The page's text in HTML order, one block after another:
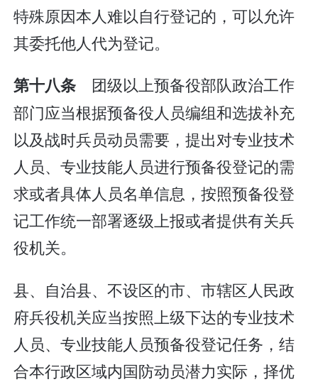
特殊原因本人难以自行登记的，可以允许
其委托他人代为登记。
第十八条 团级以上预备役部队政治工作
部门应当根据预备役人员编组和选拔补充
以及战时兵员动员需要，提出对专业技术
人员、专业技能人员进行预备役登记的需
求或者具体人员名单信息，按照预备役登
记工作统一部署逐级上报或者提供有关兵
役机关。
县、自治县、不设区的市、市辖区人民政
府兵役机关应当按照上级下达的专业技术
人员、专业技能人员预备役登记任务，结
合本行政区域内国防动员潜力实际，择优